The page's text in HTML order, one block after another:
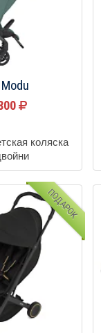
коляска
ПОДАРОК